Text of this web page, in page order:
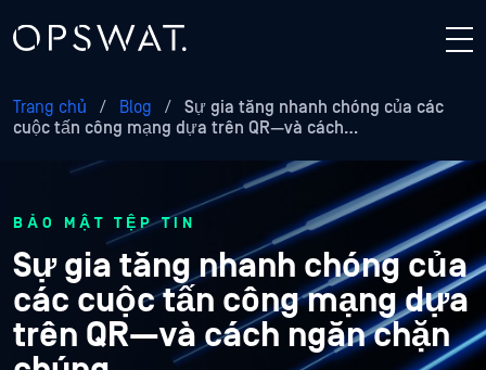
Trang chủ / Blog /
Sự gia tăng nhanh chóng của các
cuộc tấn công mạng dựa trên QR—và cách…
BẢO MẬT TỆP TIN
Sự gia tăng nhanh chóng của
các cuộc tấn công mạng dựa
trên QR—và cách ngăn chặn